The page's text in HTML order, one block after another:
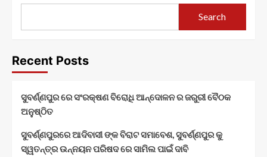
Search
Recent Posts
ସୁବର୍ଣ୍ଣପୁର ରେ ସଂରକ୍ଷଣ ବିରୋଧି ଆନ୍ଦୋଳନ ର ଜରୁରୀ ବୈଠକ
ଅନୁଷ୍ଠିତ
ସୁବର୍ଣ୍ଣପୁରରେ ଆଦିବାସୀ ଙ୍କ ବିରାଟ ସମାବେଶ, ସୁବର୍ଣ୍ଣପୁର କୁ
ସ୍ୱତନ୍ତ୍ର ଉନ୍ନୟନ ପରିଷଦ ରେ ସାମିଲ ପାଇଁ ଦାବି